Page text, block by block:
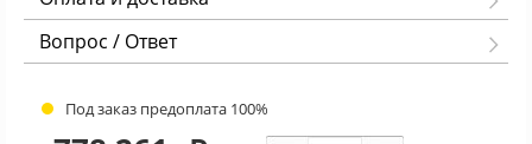
Вопрос / Ответ
Под заказ предоплата 100%